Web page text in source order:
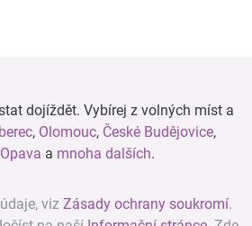
dojíždět. Vybírej z volných míst a
, Olomouc, České Budějovice,
Opava a mnoha dalších.
viz Zásady ochrany soukromí.